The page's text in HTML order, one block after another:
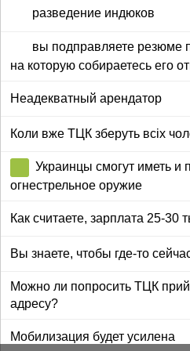
разведение индюков
вы подправляете резюме
на которую собираетесь его
Неадекватный арендатор
Коли вже ТЦК зберуть всіх
Украинцы смогут иметь и
огнестрельное оружие
Как считаете, зарплата 25-30
Вы знаете, чтобы где-то
Можно ли попросить ТЦК
адресу?
Мобилизация будет усилена